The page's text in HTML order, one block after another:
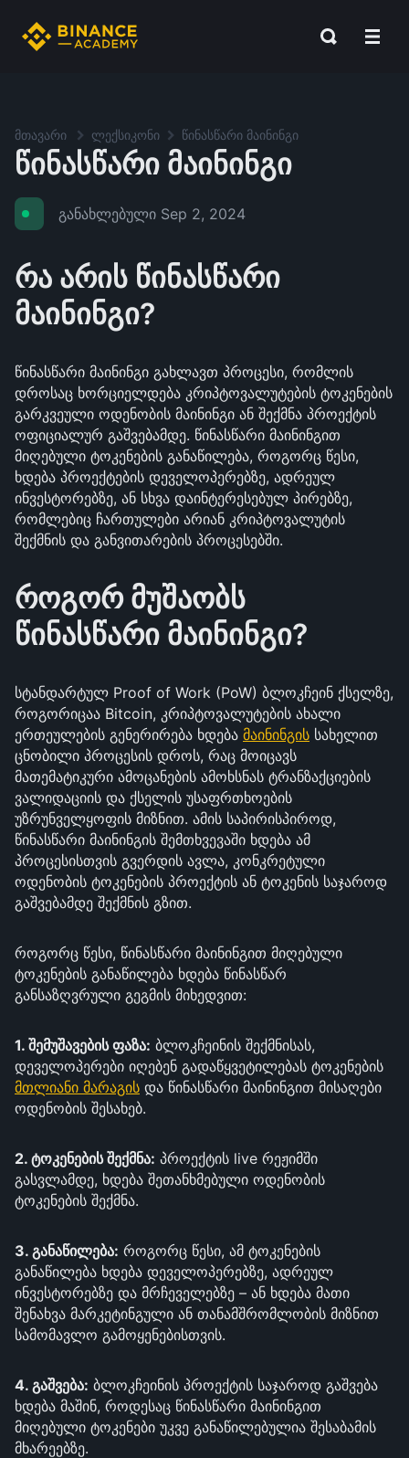
მთავარი ლექსიკონი წინასწარი მაინინგი
წინასწარი მაინინგი
განახლებული Sep 2, 2024
რა არის წინასწარი
მაინინგი?
წინასწარი მაინინგი გახლავთ პროცესი, რომლის
დროსაც ხორციელდება კრიპტოვალუტების ტოკენების
გარკვეული ოდენობის მაინინგი ან შექმნა პროექტის
ოფიციალურ გაშვებამდე. წინასწარი მაინინგით
მიღებული ტოკენების განაწილება, როგორც წესი,
ხდება პროექტების დეველოპერებზე, ადრეულ
ინვესტორებზე, ან სხვა დაინტერესებულ პირებზე,
რომლებიც ჩართულები არიან კრიპტოვალუტის
შექმნის და განვითარების პროცესებში.
როგორ მუშაობს
წინასწარი მაინინგი?
სტანდარტულ Proof of Work (PoW) ბლოკჩეინ ქსელზე,
როგორიცაა Bitcoin, კრიპტოვალუტების ახალი
ერთეულების გენერირება ხდება მაინინგის სახელით
ცნობილი პროცესის დროს, რაც მოიცავს
მათემატიკური ამოცანების ამოხსნას ტრანზაქციების
ვალიდაციის და ქსელის უსაფრთხოების
უზრუნველყოფის მიზნით. ამის საპირისპიროდ,
წინასწარი მაინინგის შემთხვევაში ხდება ამ
პროცესისთვის გვერდის ავლა, კონკრეტული
ოდენობის ტოკენების პროექტის ან ტოკენის საჯაროდ
გაშვებამდე შექმნის გზით.
როგორც წესი, წინასწარი მაინინგით მიღებული
ტოკენების განაწილება ხდება წინასწარ
განსაზღვრული გეგმის მიხედვით:
1. შემუშავების ფაზა: ბლოკჩეინის შექმნისას,
დეველოპერები იღებენ გადაწყვეტილებას ტოკენების
მთლიანი მარაგის და წინასწარი მაინინგით მისაღები
ოდენობის შესახებ.
2. ტოკენების შექმნა: პროექტის live რეჟიმში
გასვლამდე, ხდება შეთანხმებული ოდენობის
ტოკენების შექმნა.
3. განაწილება: როგორც წესი, ამ ტოკენების
განაწილება ხდება დეველოპერებზე, ადრეულ
ინვესტორებზე და მრჩეველებზე – ან ხდება მათი
შენახვა მარკეტინგული ან თანამშრომლობის მიზნით
სამომავლო გამოყენებისთვის.
4. გაშვება: ბლოკჩეინის პროექტის საჯაროდ გაშვება
ხდება მაშინ, როდესაც წინასწარი მაინინგით
მიღებული ტოკენები უკვე განაწილებულია შესაბამის
მხარეებზე.